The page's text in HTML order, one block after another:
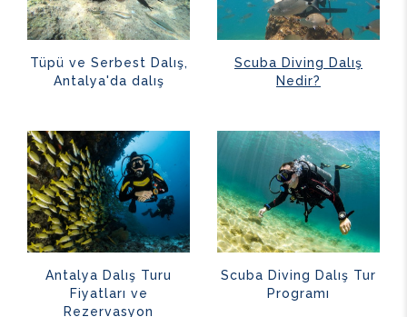
Tüpü ve Serbest Dalış,
Antalya'da dalış
Scuba Diving Dalış
Nedir?
Antalya Dalış Turu
Fiyatları ve
Rezervasyon
Scuba Diving Dalış Tur
Programı